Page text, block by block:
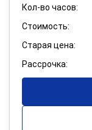
Кол-во часов:
Стоимость:
Старая цена:
Рассрочка: